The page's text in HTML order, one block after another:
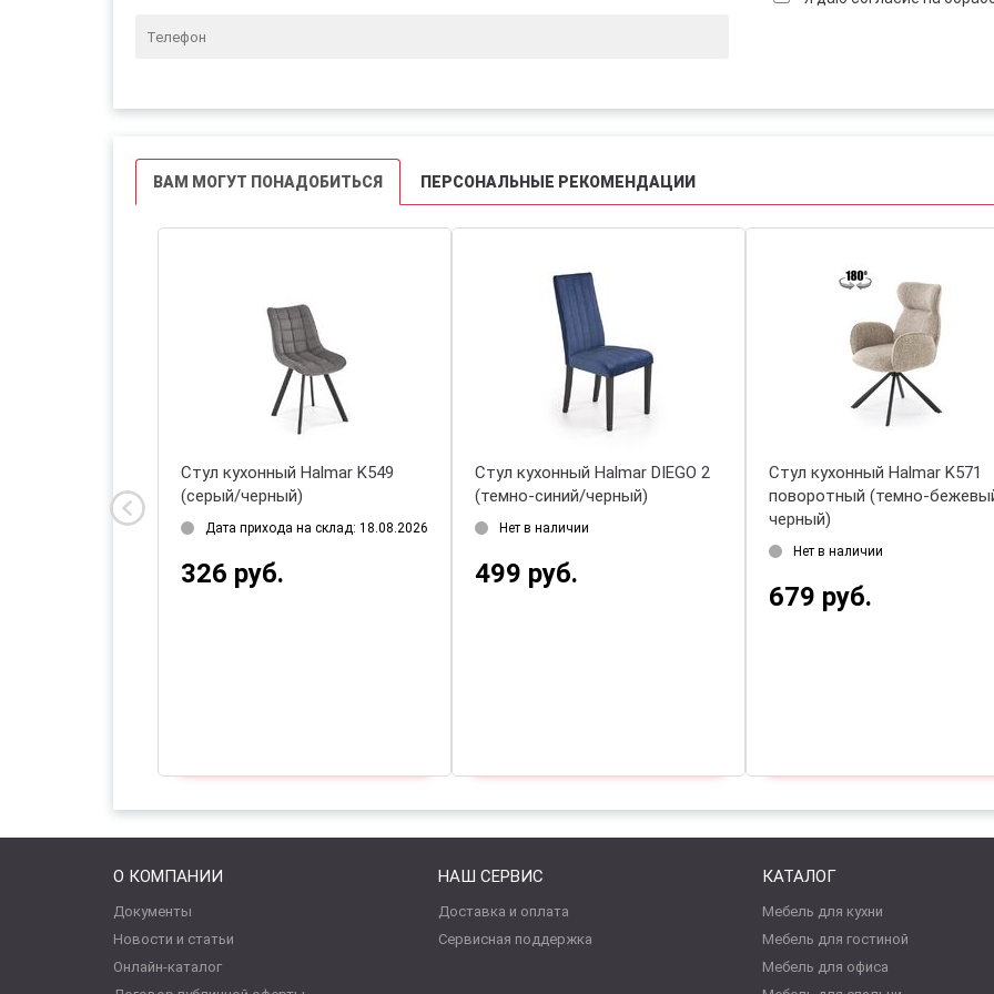
ВАМ МОГУТ ПОНАДОБИТЬСЯ ПЕРСОНАЛЬНЫЕ РЕКОМЕНДАЦИИ
склад: 18.08.2026
Стул кухонный Halmar K549
(серый/черный)
Дата прихода на склад: 18.08.2026
326 руб.
Стул кухонный Halmar DIEGO 2
(темно-синий/черный)
Нет в наличии
499 руб.
Стул кухонный Halmar K571
поворотный (темно-
черный)
Нет в наличии
679 руб.
О КОМПАНИИ
Документы
Новости и статьи
Онлайн-каталог
НАШ СЕРВИС
Доставка и оплата
Сервисная поддержка
КАТАЛОГ
Мебель для кухни
Мебель для гостиной
Мебель для офиса